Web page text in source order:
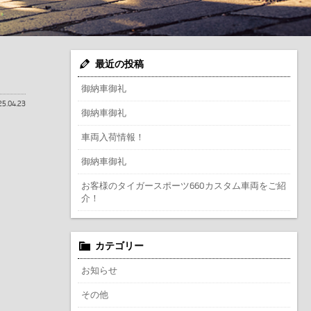
最近の投稿
御納車御礼
御納車御礼
車両入荷情報！
御納車御礼
お客様のタイガースポーツ660カスタム車両をご紹
介！
カテゴリー
お知らせ
その他